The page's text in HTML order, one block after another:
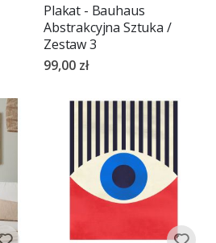
Plakat - Bauhaus
Abstrakcyjna Sztuka /
Zestaw 3
99,00 zł